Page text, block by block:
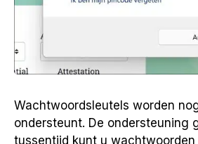
Wachtwoordsleutels worden
ondersteunt. De ondersteuning
tussentijd kunt u wachtwoorden